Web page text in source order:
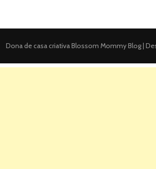
Dona de casa criativaBlossom Mommy Blog |